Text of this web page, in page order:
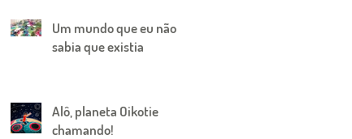
Um mundo que eu não
sabia que existia
Alô, planeta Oikotie
chamando!